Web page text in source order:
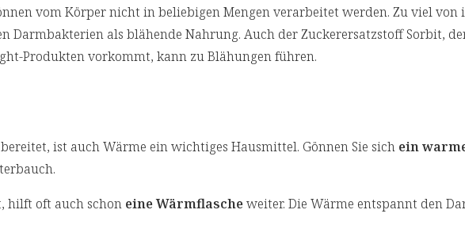
vom Körper nicht in beliebigen Mengen verarbeitet werden. Zu viel von
Darmbakterien als blähende Nahrung. Auch der Zuckerersatzstoff Sorbit,
Produkten vorkommt, kann zu Blähungen führen.
ist auch Wärme ein wichtiges Hausmittel. Gönnen Sie sich ein
hilft oft auch schon eine Wärmflascheweiter. Die Wärme entspannt den